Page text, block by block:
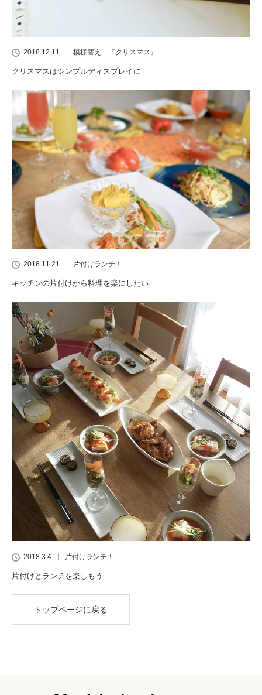
2018.12.11 模様替え 『クリスマス』
クリスマスはシンプルディスプレイに
2018.11.21 片付けランチ！
キッチンの片付けから料理を楽にしたい
2018.3.4 片付けランチ！
片付けとランチを楽しもう
トップページに戻る